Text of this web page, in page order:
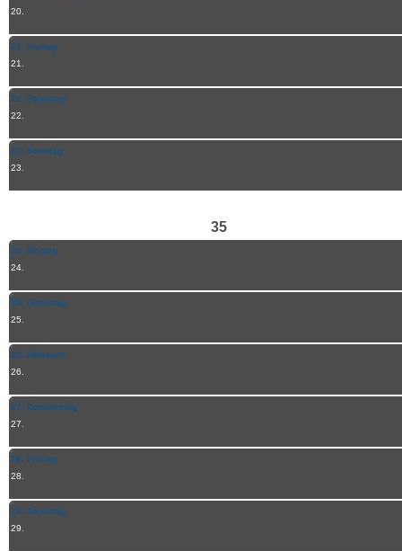
20.
21. Freitag
21.
22. Samstag
22.
23. Sonntag
23.
35
24. Montag
24.
25. Dienstag
25.
26. Mittwoch
26.
27. Donnerstag
27.
28. Freitag
28.
29. Samstag
29.